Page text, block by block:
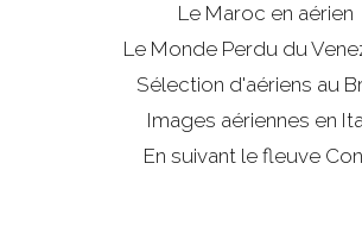
Le Maroc en aérien
Le Monde Perdu du
Sélection d'aériens au
Images aériennes en
En suivant le fleuve